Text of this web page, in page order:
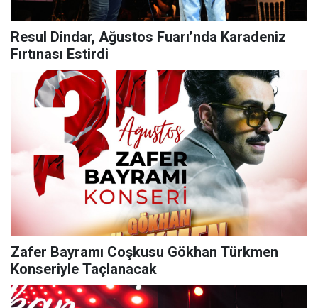
Resul Dindar, Ağustos Fuarı’nda Karadeniz
Fırtınası Estirdi
Zafer Bayramı Coşkusu Gökhan Türkmen
Konseriyle Taçlanacak